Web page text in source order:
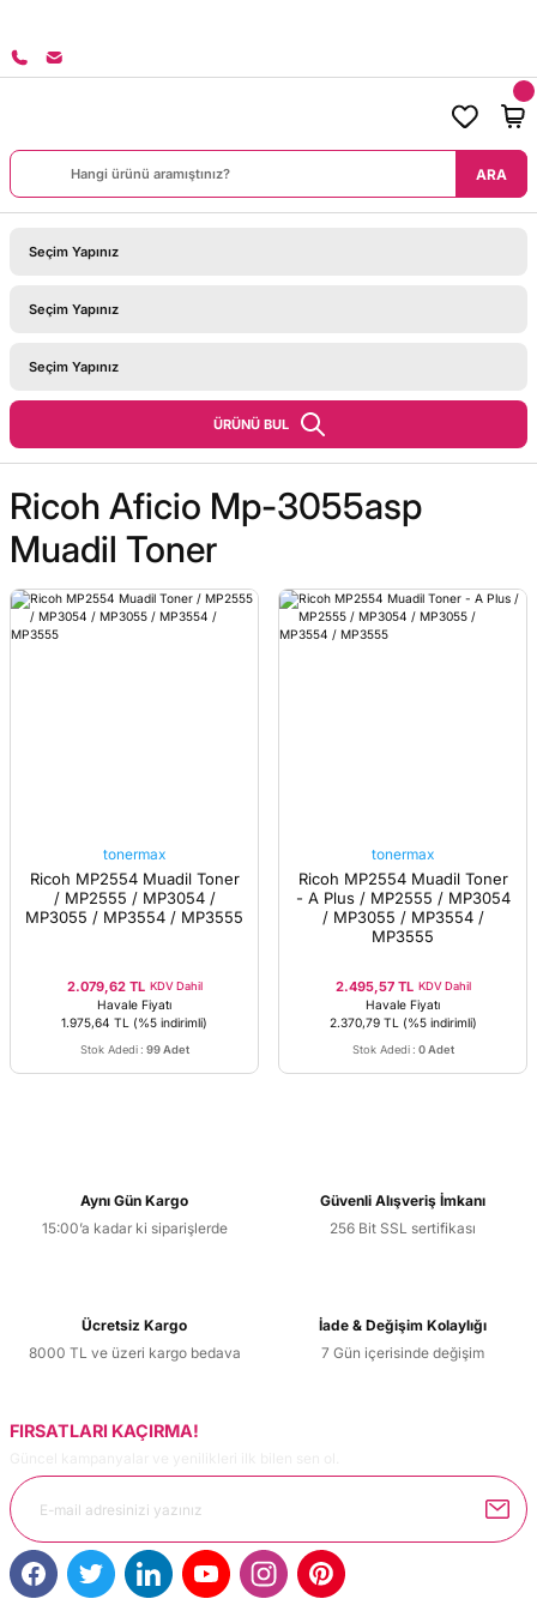
ARA
ÜRÜNÜ BUL
Ricoh Aficio Mp-3055asp
Muadil Toner
tonermax
Ricoh MP2554 Muadil Toner
/ MP2555 / MP3054 /
MP3055 / MP3554 / MP3555
2.079,62 TL KDV Dahil
Havale Fiyatı
1.975,64 TL (%5 indirimli)
Stok Adedi : 99 Adet
tonermax
Ricoh MP2554 Muadil Toner
- A Plus / MP2555 / MP3054
/ MP3055 / MP3554 /
MP3555
2.495,57 TL KDV Dahil
Havale Fiyatı
2.370,79 TL
(%5 indirimli)
Stok Adedi : 0 Adet
Aynı Gün Kargo
15:00’a kadar ki siparişlerde
Güvenli Alışveriş İmkanı
256 Bit SSL sertifikası
Ücretsiz Kargo
8000 TL ve üzeri kargo bedava
İade & Değişim Kolaylığı
7 Gün içerisinde değişim
FIRSATLARI KAÇIRMA!